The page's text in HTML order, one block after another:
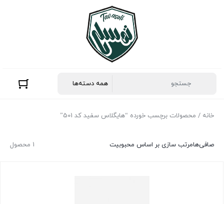
خانه / محصولات برچسب خورده “هایگلاس سفید کد 501”
1 محصول صافی‌هامرتب سازی بر اساس محبوبیت